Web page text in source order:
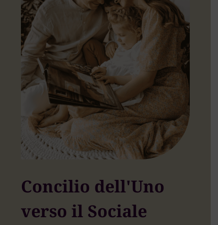
Concilio dell'Uno
verso il Sociale